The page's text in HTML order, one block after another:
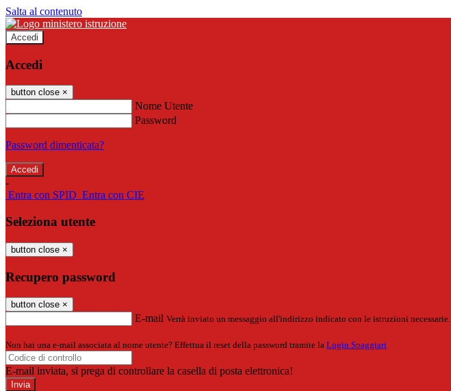
Salta al contenuto
Accedi
Accedi
button close ×
Nome Utente
Password
Password dimenticata?
-
Entra con SPID Entra con CIE
Seleziona utente
button close ×
Recupero password
button close ×
E-mail Verrà inviato un messaggio all'indirizzo indicato con le istruzioni necessarie.
Non hai una e-mail associata al nome utente? Effettua il reset della password tramite la Login Spaggiari
E-mail inviata, si prega di controllare la casella di posta elettronica!